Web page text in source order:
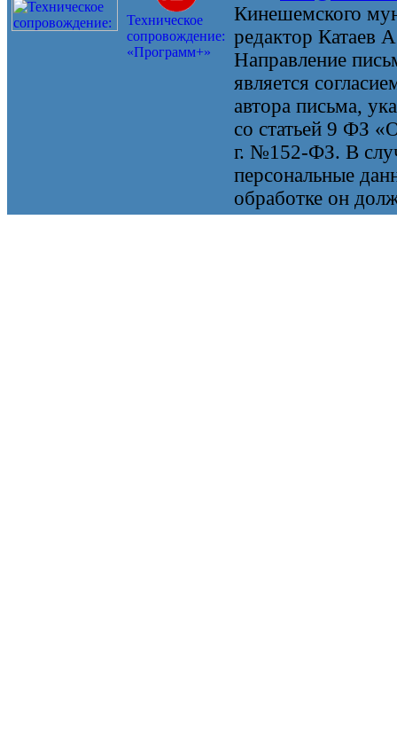
Техническое
сопровождение:
«Программ+»
Кинешемского
редактор Катаев
Направление
является
автора письма,
со статьей 9 ФЗ
г. №152-ФЗ. В
персональные
обработке он